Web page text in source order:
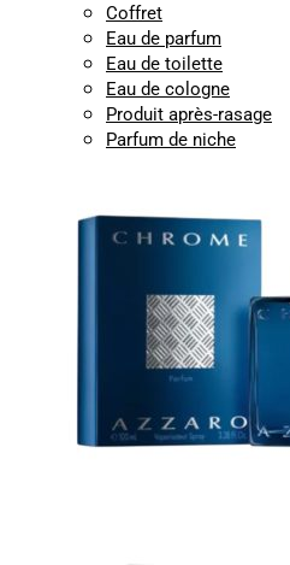
Coffret
Eau de parfum
Eau de toilette
Eau de cologne
Produit après-rasage
Parfum de niche